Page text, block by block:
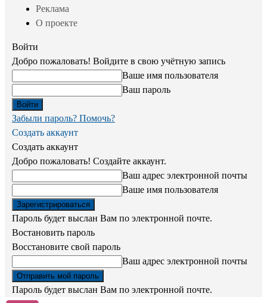
Реклама
О проекте
Войти
Добро пожаловать! Войдите в свою учётную запись
Ваше имя пользователя
Ваш пароль
Забыли пароль? Помочь?
Создать аккаунт
Создать аккаунт
Добро пожаловать! Создайте аккаунт.
Ваш адрес электронной почты
Ваше имя пользователя
Пароль будет выслан Вам по электронной почте.
Востановить пароль
Восстановите свой пароль
Ваш адрес электронной почты
Пароль будет выслан Вам по электронной почте.